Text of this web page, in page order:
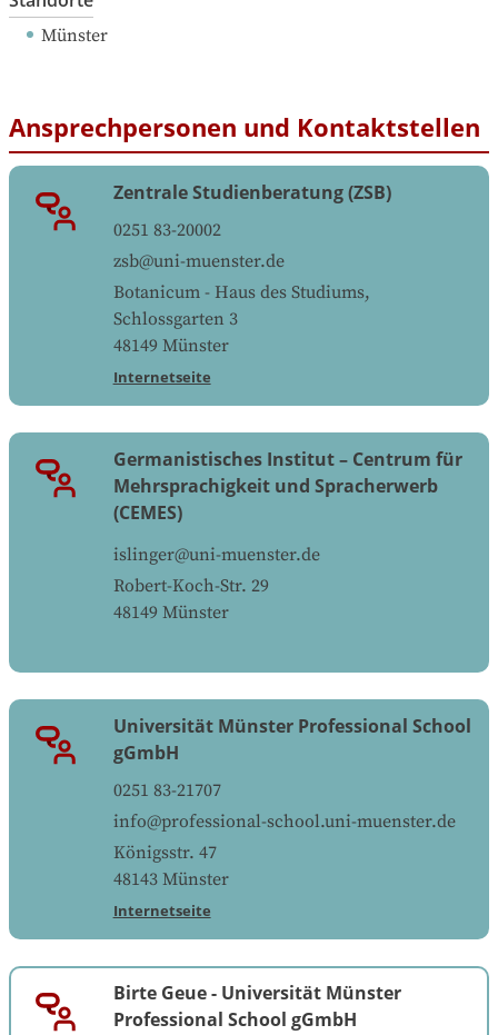
Münster
Ansprechpersonen und Kontaktstellen
Zentrale Studienberatung (ZSB)
0251 83-20002
zsb@uni-muenster.de
Botanicum - Haus des Studiums,
Schlossgarten 3
48149 Münster
Internetseite
Germanistisches Institut – Centrum für
Mehrsprachigkeit und Spracherwerb
(CEMES)
islinger@uni-muenster.de
Robert-Koch-Str. 29
48149 Münster
Universität Münster Professional School
gGmbH
0251 83-21707
info@professional-school.uni-muenster.de
Königsstr. 47
48143 Münster
Internetseite
Birte Geue - Universität Münster
Professional School gGmbH